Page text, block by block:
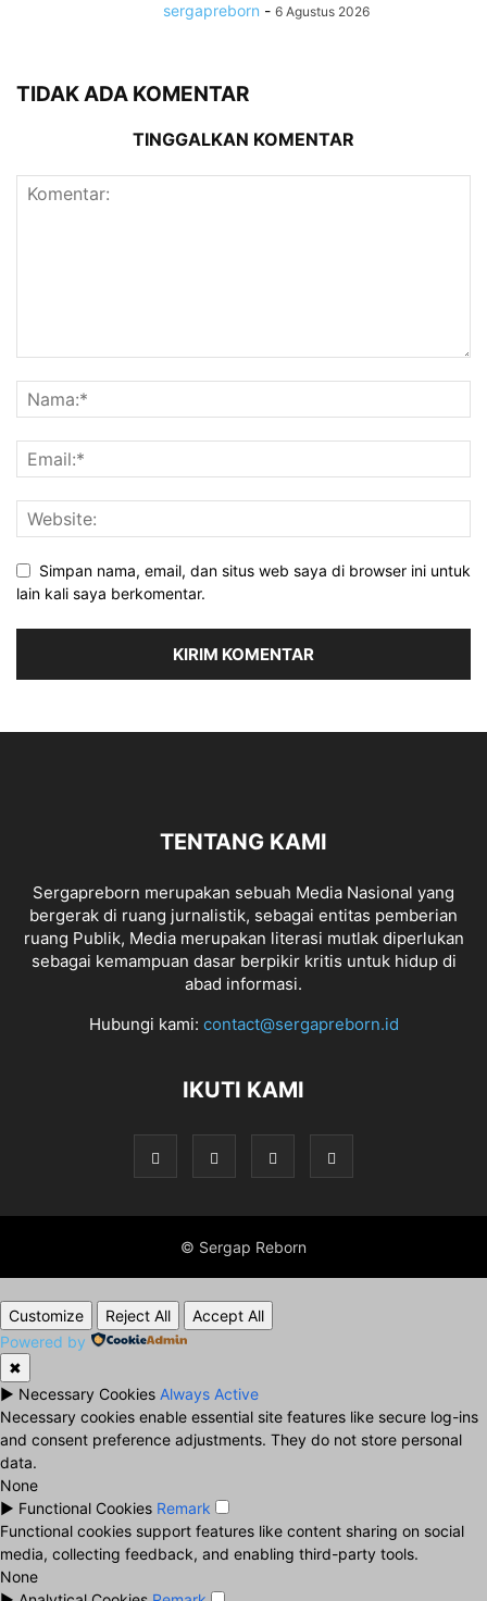
sergapreborn - 6 Agustus 2026
TIDAK ADA KOMENTAR
TINGGALKAN KOMENTAR
Simpan nama, email, dan situs web saya di browser ini untuk
lain kali saya berkomentar.
TENTANG KAMI
Sergapreborn merupakan sebuah Media Nasional yang
bergerak di ruang jurnalistik, sebagai entitas pemberian
ruang Publik, Media merupakan literasi mutlak diperlukan
sebagai kemampuan dasar berpikir kritis untuk hidup di
abad informasi.
Hubungi kami: contact@sergapreborn.id
IKUTI KAMI
© Sergap Reborn
Customize Reject All
Accept All
Powered by
✖
► Necessary Cookies Always Active
Necessary cookies enable essential site features like secure log-ins
and consent preference adjustments. They do not store personal
data.
None
► Functional Cookies Remark
Functional cookies support features like content sharing on social
media, collecting feedback, and enabling third-party tools.
None